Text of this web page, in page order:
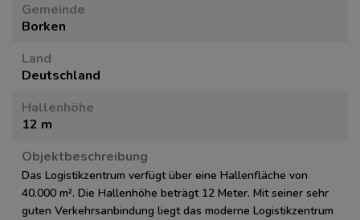
Gemeinde
Borken
Land
Deutschland
Hallenhöhe
12 m
Objektbeschreibung
Das Logistikzentrum verfügt über eine Hallenfläche von
40.000 m². Die Hallenhöhe beträgt 12 Meter. Mit seiner sehr
guten Verkehrsanbindung liegt das moderne Logistikzentrum